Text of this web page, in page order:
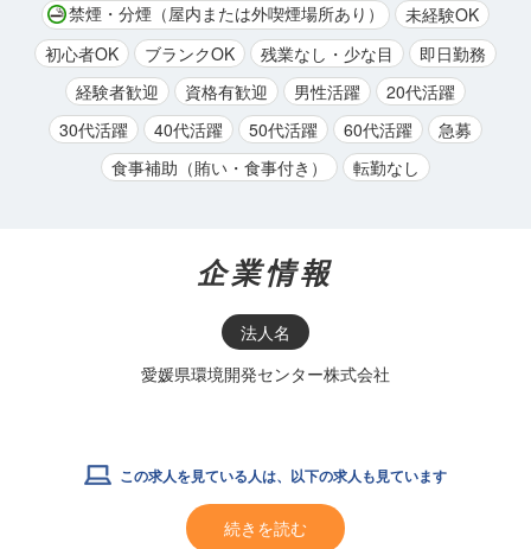
禁煙・分煙（屋内または外喫煙場所あり）
未経験OK
初心者OK
ブランクOK 残業なし・少な目
即日勤務
経験者歓迎
資格有歓迎 男性活躍
20代活躍
30代活躍
40代活躍 50代活躍 60代活躍
急募
食事補助（賄い・食事付き）
転勤なし
企業情報
法人名
愛媛県環境開発センター株式会社
この求人を見ている人は、以下の求人も見ています
続きを読む